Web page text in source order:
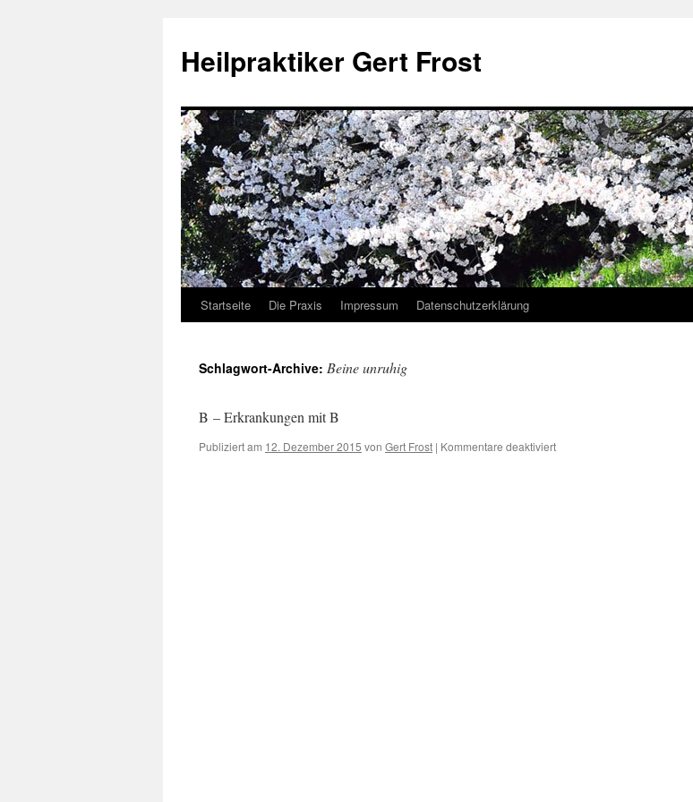
Heilpraktiker Gert Frost
Zum
springen
Startseite Die Praxis Impressum Datenschutzerklärung
Schlagwort-Archive: Beine unruhig
B – Erkrankungen mit B
Publiziert am 12. Dezember 2015 von Gert Frost | Kommentare deaktiviertfür